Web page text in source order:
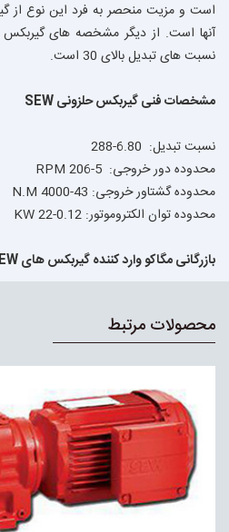
است و مزیت منحصر به فرد این نوع از
آنها است. از دیگر مشخصه های
نسبت های تبدیل بالای 30 است.
مشخصات فنی گیربکس حلزونی SEW
نسبت تبدیل: 6.80-288
محدوده دور خروجی: 5-206 RPM
محدوده گشتاور خروجی: 43-4000 N.M
محدوده توان الكتروموتور: 0.12-22 KW
بازرگانى مگاكو وارد كننده گيربكس هاى SEW آلمان.
محصولات مرتبط